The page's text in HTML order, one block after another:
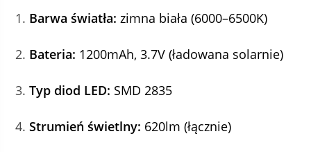
Barwa światła: zimna biała (6000–6500K)
Bateria: 1200mAh, 3.7V (ładowana solarnie)
Typ diod LED: SMD 2835
Strumień świetlny: 620lm (łącznie)